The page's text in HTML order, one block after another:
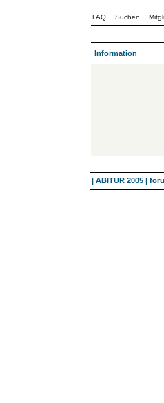
FAQ Suchen
Information
| ABITUR 2005 |